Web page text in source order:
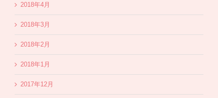
2018年4月
2018年3月
2018年2月
2018年1月
2017年12月